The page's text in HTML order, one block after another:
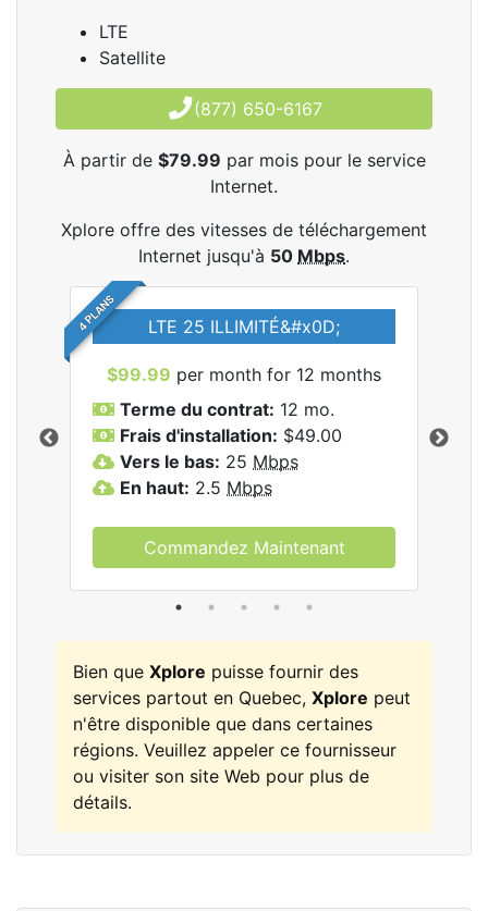
LTE
Satellite
(877) 650-6167
À partir de $79.99 par mois pour le service
Internet.
Xplore offre des vitesses de téléchargement
Internet jusqu'à 50 Mbps.
4 PLANS LTE 25 ILLIMITÉ&#x0D;
$99.99 per month for 12 months
Terme du contrat: 12 mo.
Frais d'installation: $49.00
Vers le bas: 25 Mbps
En haut: 2.5 Mbps
Commandez Maintenant
Bien que Xplore puisse fournir des
services partout en Quebec, Xplore peut
n'être disponible que dans certaines
régions. Veuillez appeler ce fournisseur
ou visiter son site Web pour plus de
détails.